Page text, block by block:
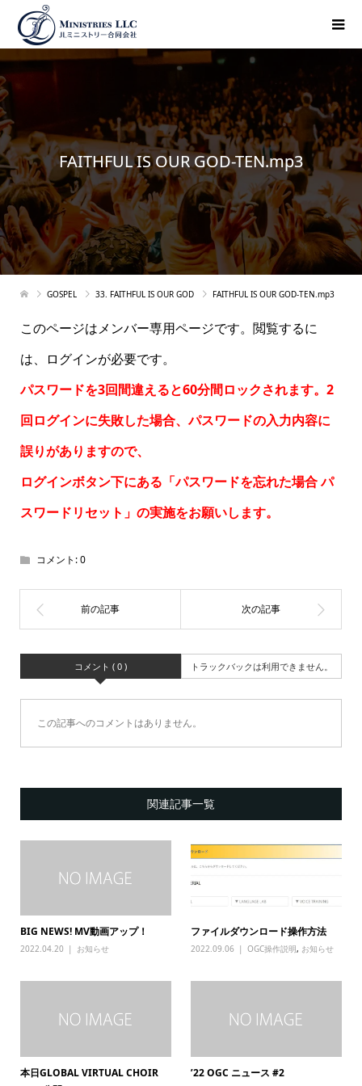
FAITHFUL IS OUR GOD-TEN.mp3
GOSPEL 33. FAITHFUL IS OUR GOD FAITHFUL IS OUR GOD-TEN.mp3
このページはメンバー専用ページです。閲覧するに
は、ログインが必要です。
パスワードを3回間違えると60分間ロックされます。2
回ログインに失敗した場合、パスワードの入力内容に
誤りがありますので、
ログインボタン下にある「パスワードを忘れた場合パ
スワードリセット 」の実施をお願いします。
コメント:0
コメント ( 0 ) トラックバックは利用できません。
この記事へのコメントはありません。
関連記事一覧
BIG NEWS! MV動画アップ！
2022.04.20 お知らせ
ファイルダウンロード操作方法
2022.09.06 OGC操作説明, お知らせ
本日GLOBAL VIRTUAL CHOIR
’22 OGC ニュース #2